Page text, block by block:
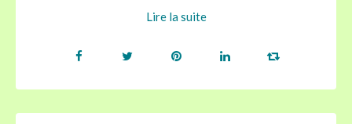
Lire la suite